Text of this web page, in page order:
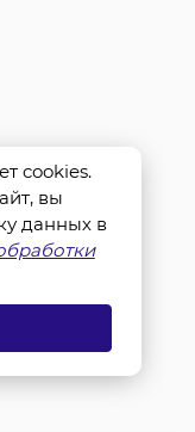
cookies.
вы
данных в